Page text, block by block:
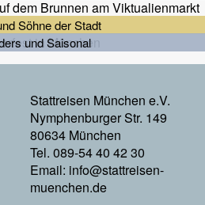
Söhne der Stadt
und Saisonal
Stattreisen München e.V.
Nymphenburger Str. 149
80634 München
Tel. 089-54 40 42 30
Email: info@stattreisen-
muenchen.de